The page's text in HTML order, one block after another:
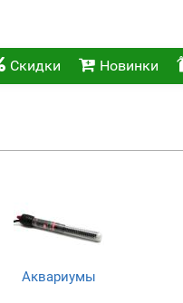
Скидки Новинки
Аквариумы